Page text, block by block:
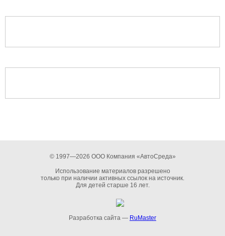
© 1997—2026 ООО Компания «АвтоСреда»
Использование материалов разрешено
только при наличии активных ссылок на источник.
Для детей старше 16 лет.
Разработка сайта — RuMaster